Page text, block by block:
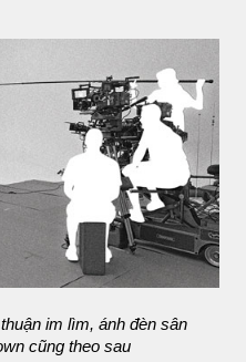
im lìm, ánh đèn sân
cũng theo sau